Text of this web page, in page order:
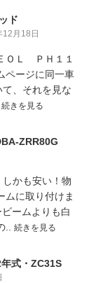
ド
月18日
ＯＬ ＰＨ１１
ージに同一車
、それを見な
続きを見る
ZRR80G
かも安い！物
ムに取り付けま
ームよりも白
.. 続きを見る
式・ZC31S